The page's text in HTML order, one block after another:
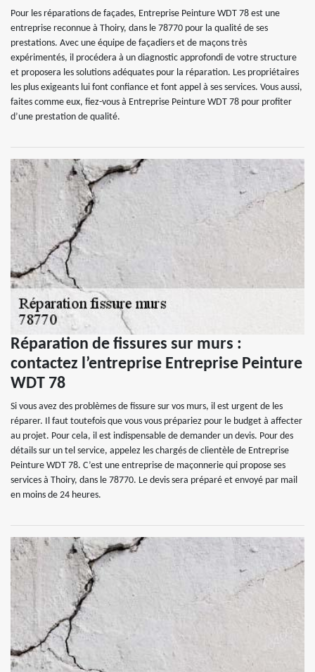
Pour les réparations de façades, Entreprise Peinture WDT 78 est une
entreprise reconnue à Thoiry, dans le 78770 pour la qualité de ses
prestations. Avec une équipe de façadiers et de maçons très
expérimentés, il procédera à un diagnostic approfondi de votre structure
et proposera les solutions adéquates pour la réparation. Les propriétaires
les plus exigeants lui font confiance et font appel à ses services. Vous aussi,
faites comme eux, fiez-vous à Entreprise Peinture WDT 78 pour profiter
d’une prestation de qualité.
Réparation de fissures sur murs :
contactez l’entreprise Entreprise Peinture
WDT 78
Si vous avez des problèmes de fissure sur vos murs, il est urgent de les
réparer. Il faut toutefois que vous vous prépariez pour le budget à affecter
au projet. Pour cela, il est indispensable de demander un devis. Pour des
détails sur un tel service, appelez les chargés de clientèle de Entreprise
Peinture WDT 78. C’est une entreprise de maçonnerie qui propose ses
services à Thoiry, dans le 78770. Le devis sera préparé et envoyé par mail
en moins de 24 heures.